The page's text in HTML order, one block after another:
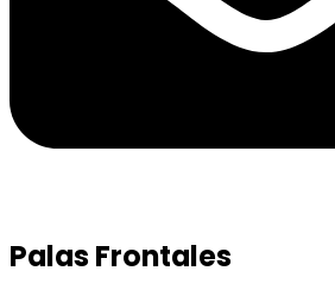
Palas Frontales